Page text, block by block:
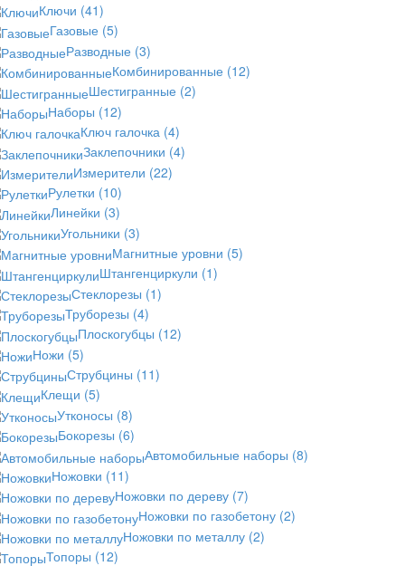
Ключи (41)
Газовые (5)
Разводные (3)
Комбинированные (12)
Шестигранные (2)
Наборы (12)
Ключ галочка (4)
Заклепочники (4)
Измерители (22)
Рулетки (10)
Линейки (3)
Угольники (3)
Магнитные уровни (5)
Штангенциркули (1)
Стеклорезы (1)
Труборезы (4)
Плоскогубцы (12)
Ножи (5)
Струбцины (11)
Клещи (5)
Утконосы (8)
Бокорезы (6)
Автомобильные наборы (8)
Ножовки (11)
Ножовки по дереву (7)
Ножовки по газобетону (2)
Ножовки по металлу (2)
Топоры (12)